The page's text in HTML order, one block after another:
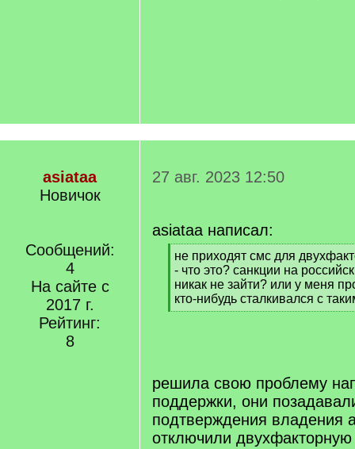
asiataa
Новичок
Сообщений:
4
На сайте с
2017 г.
Рейтинг:
8
27 авг. 2023 12:50
asiataa написал:
[
q
]
не приходят смс для
- что это? санкции на
никак не зайти? или у меня
кто-нибудь сталкивался с
[
решила свою проблему
поддержки, они
подтверждения владения
отключили